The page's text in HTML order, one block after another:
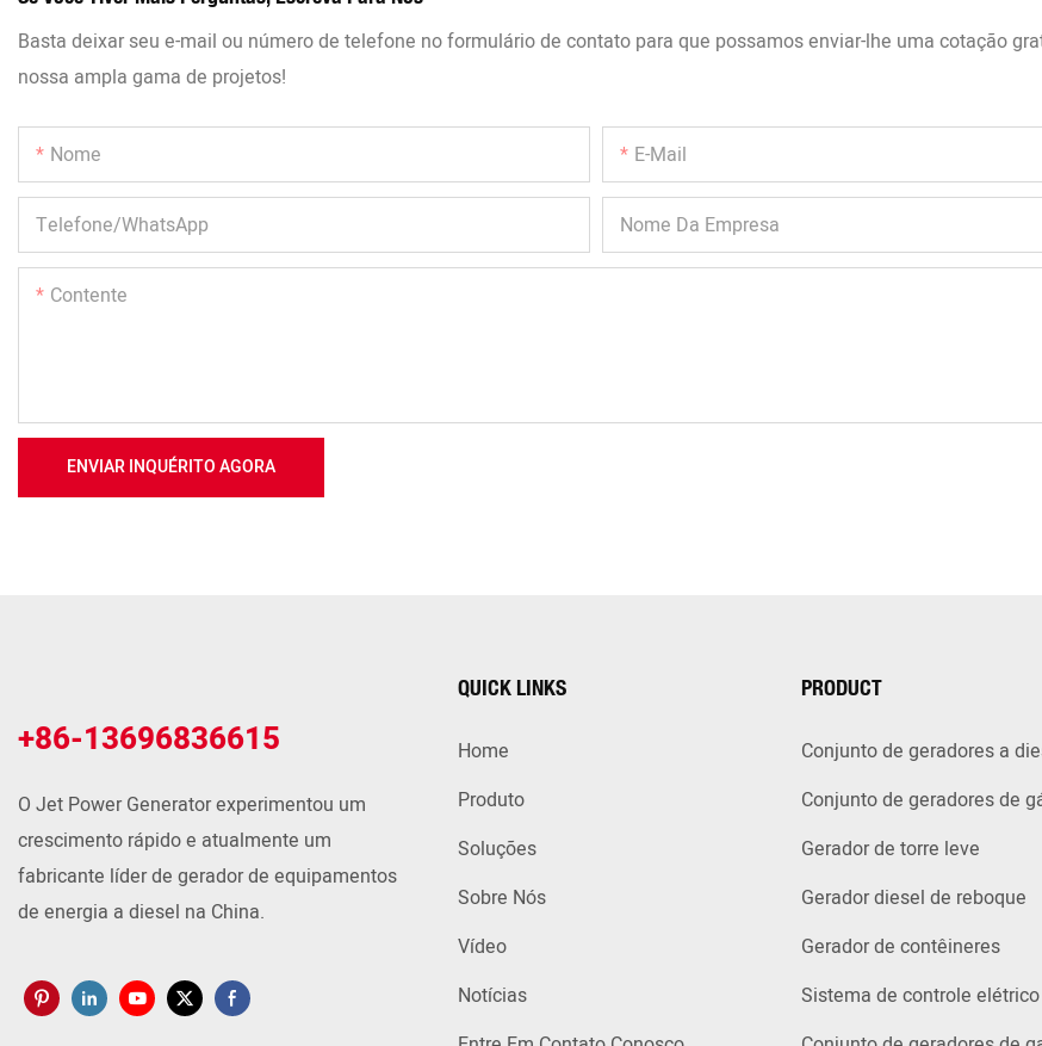
Basta deixar seu e-mail ou número de telefone no formulário de contato para que possamos enviar-lhe uma cotação
nossa ampla gama de projetos!
Nome E-Mail
Telefone/WhatsApp Nome Da Empresa
Contente
ENVIAR INQUÉRITO AGORA
+86-13696836615
O Jet Power Generator experimentou um
crescimento rápido e atualmente um
fabricante líder de gerador de equipamentos
de energia a diesel na China.
QUICK LINKS
Home
Produto
Soluções
Sobre Nós
Vídeo
Notícias
PRODUCT
Conjunto de geradores a
Conjunto de geradores de
Gerador de torre leve
Gerador diesel de reboque
Gerador de contêineres
Sistema de controle elétrico